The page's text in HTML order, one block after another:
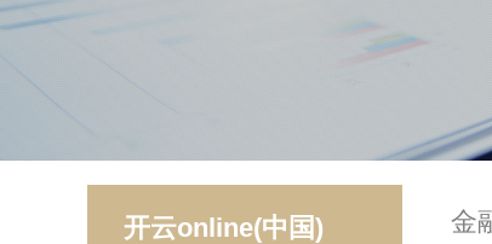
开云online(中国)
金